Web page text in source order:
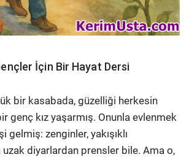
İçin Bir Hayat Dersi
bir kasabada, güzelliği herkesin
genç kız yaşarmış. Onunla evlenmek
zenginler, yakışıklı
uzak diyarlardan prensler bile. Ama o,